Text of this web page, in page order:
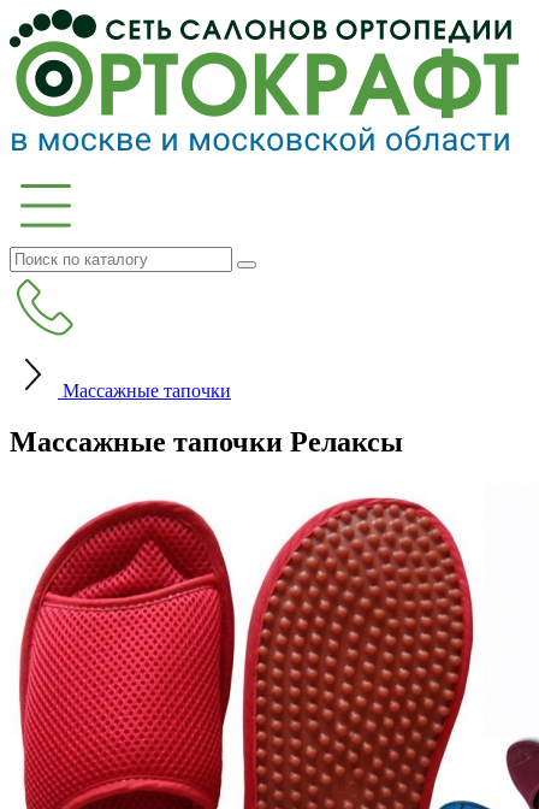
Массажные тапочки
Массажные тапочки Релаксы